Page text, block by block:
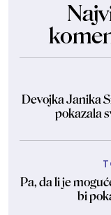
Devojka Janika
pokazala
Pa, da li je
bi